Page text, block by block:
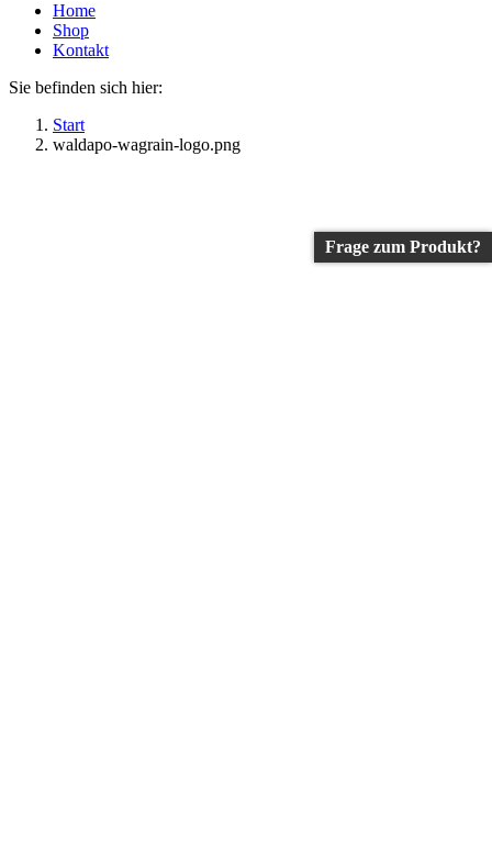
Home
Shop
Kontakt
Sie befinden sich hier:
Start
waldapo-wagrain-logo.png
Frage zum Produkt?